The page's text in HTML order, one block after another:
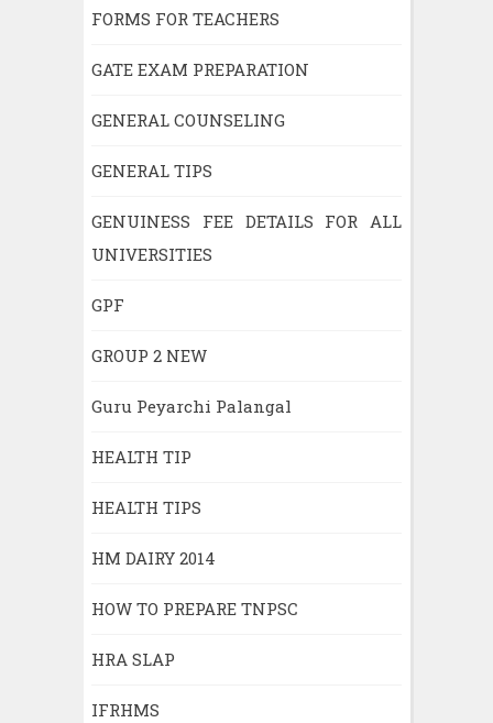
FORMS FOR TEACHERS
GATE EXAM PREPARATION
GENERAL COUNSELING
GENERAL TIPS
GENUINESS FEE DETAILS FOR ALL
UNIVERSITIES
GPF
GROUP 2 NEW
Guru Peyarchi Palangal
HEALTH TIP
HEALTH TIPS
HM DAIRY 2014
HOW TO PREPARE TNPSC
HRA SLAP
IFRHMS